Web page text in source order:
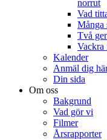
norrut
Vad
Många
Två
Vackra
Kalender
Anmäl dig
Din sida
Om oss
Bakgrund
Vad gör vi
Filmer
Årsrapporter